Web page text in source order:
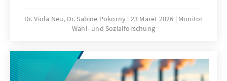
Ausgehend von den Wahltagsbefragungen
und Umfragen im Vorfeld wird u.a. die
Spitzenpersonal, Parteikompetenzen sowie
politischen Themen für das Wahlergebnis
Dr. Viola Neu, Dr. Sabine Pokorny 23 Maret 2026
Monitor
Wahl- und Sozialforschung